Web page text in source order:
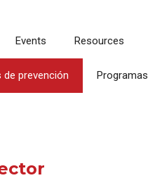
Events Resources
de prevención Programas